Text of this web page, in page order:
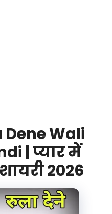
Dene Wali
| प्यार में
2026